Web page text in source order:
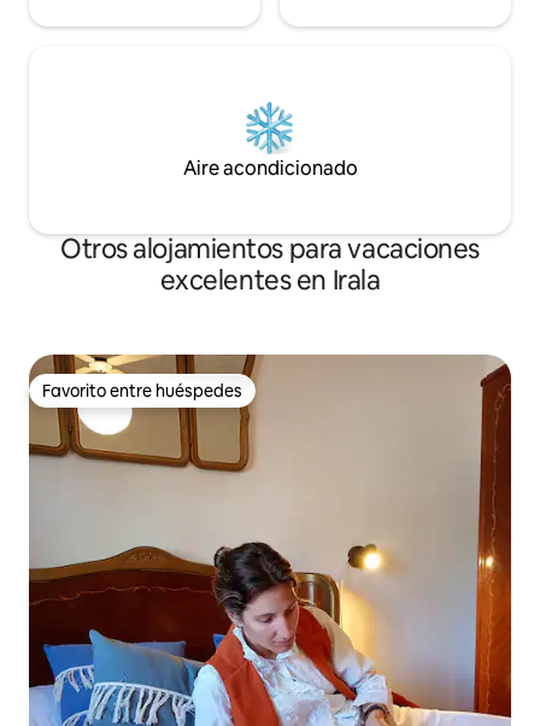
Aire acondicionado
Otros alojamientos para vacaciones
excelentes en Irala
Favorito entre huéspedes
Favorito entre huéspedes